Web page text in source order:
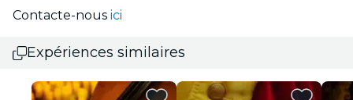
Contacte-nous ici
Expériences similaires